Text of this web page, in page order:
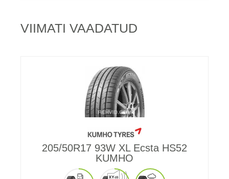
VIIMATI VAADATUD
205/50R17 93W XL Ecsta HS52
KUMHO